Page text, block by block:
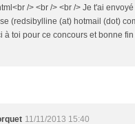
/> <br /> <br /> Je t'ai
(redsibylline (at) hotmail (dot)
à toi pour ce concours et bonne
11/11/2013 15:40